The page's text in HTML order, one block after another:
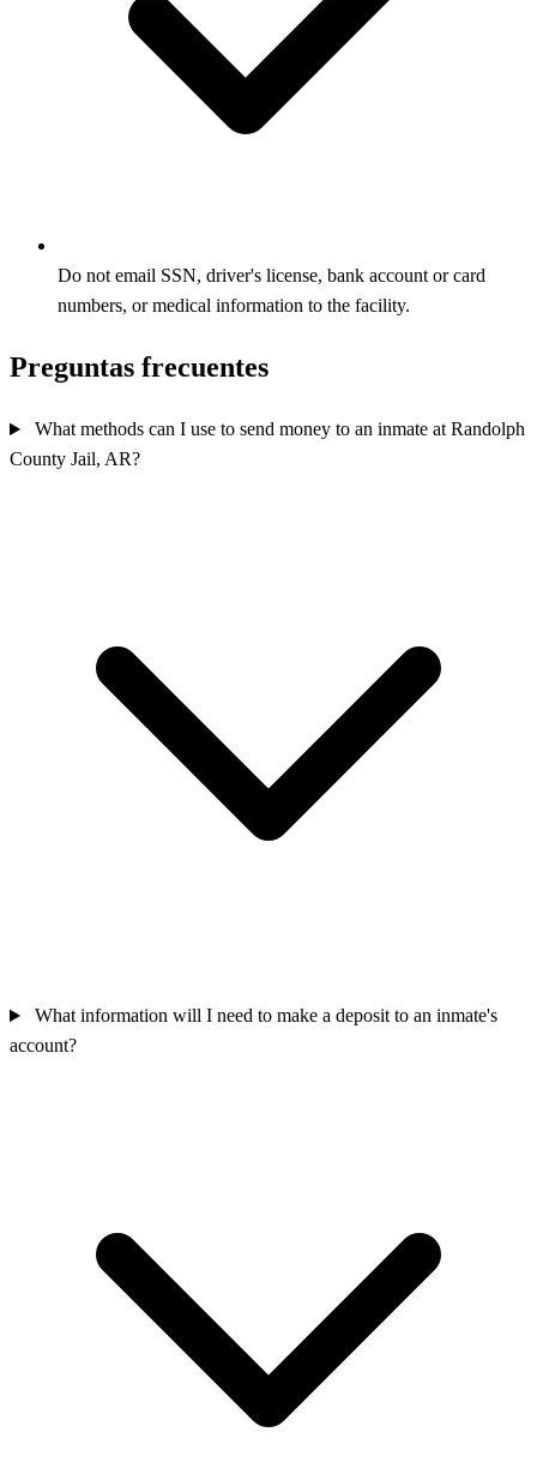
Do not email SSN, driver's license, bank account or card
numbers, or medical information to the facility.
Preguntas frecuentes
What methods can I use to send money to an inmate at Randolph
County Jail, AR?
What information will I need to make a deposit to an inmate's
account?